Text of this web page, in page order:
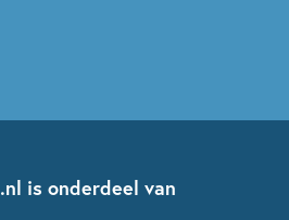
is onderdeel van